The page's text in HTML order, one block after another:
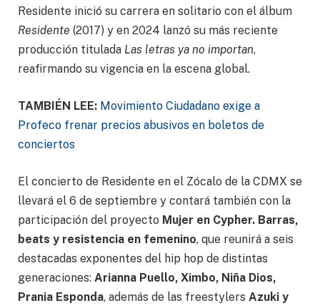
Residente inició su carrera en solitario con el álbum
Residente (2017) y en 2024 lanzó su más reciente
producción titulada Las letras ya no importan,
reafirmando su vigencia en la escena global.
TAMBIÉN LEE: Movimiento Ciudadano exige a
Profeco frenar precios abusivos en boletos de
conciertos
El concierto de Residente en el Zócalo de la CDMX se
llevará el 6 de septiembre y contará también con la
participación del proyecto Mujer en Cypher. Barras,
beats y resistencia en femenino, que reunirá a seis
destacadas exponentes del hip hop de distintas
generaciones: Arianna Puello, Ximbo, Niña Dios,
Prania Esponda, además de las freestylers Azuki y